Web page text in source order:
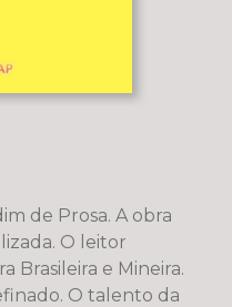
de Prosa. A obra
O leitor
Brasileira e Mineira.
O talento da